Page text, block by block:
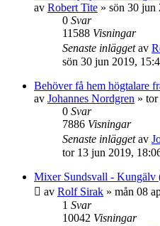
av Robert Tite » sön 30 jun
0 Svar
11588 Visningar
Senaste inläggetav
sön 30 jun 2019,
Behöver få hem högtalare
av Johannes Nordgren » tor
0 Svar
7886 Visningar
Senaste inläggetav
tor 13 jun 2019,
Mixer Sundsvall - Kungälv
av Rolf Sirak » mån 08
1 Svar
10042 Visningar